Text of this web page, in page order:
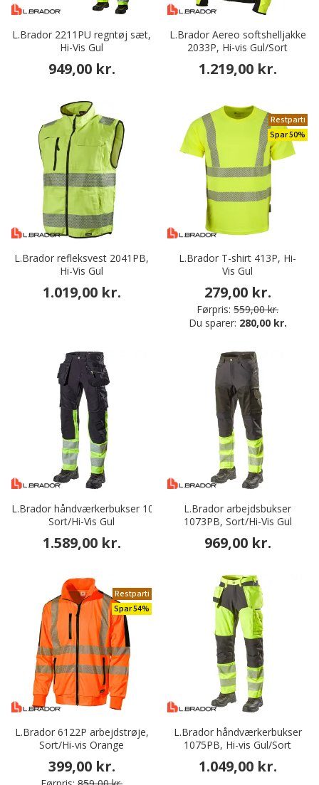
L.Brador 2211PU regntøj sæt,
Hi-Vis Gul
949,00 kr.
L.Brador Aereo softshelljakke
2033P, Hi-vis Gul/Sort
1.219,00 kr.
L.Brador refleksvest 2041PB,
Hi-Vis Gul
1.019,00 kr.
Restparti
Spar 50%
L.Brador T-shirt 413P, Hi-
Vis Gul
279,00 kr.
Førpris: 559,00 kr.
Du sparer: 280,00 kr.
L.Brador håndværkerbukser 1071PB,
Sort/Hi-Vis Gul
1.589,00 kr.
L.Brador arbejdsbukser
1073PB, Sort/Hi-Vis Gul
969,00 kr.
Restparti
Spar 54%
L.Brador 6122P arbejdstrøje,
Sort/Hi-vis Orange
399,00 kr.
L.Brador håndværkerbukser
1075PB, Hi-vis Gul/Sort
1.049,00 kr.